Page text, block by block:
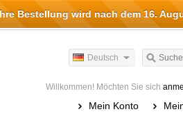
Deutsch
Willkommen! Möchten Sie sich
Mein Konto
Bestellung wird nach dem 16.